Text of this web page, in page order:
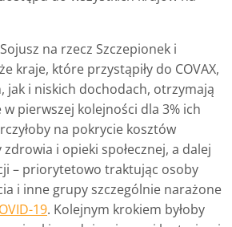
na rzecz Szczepionek i
kraje, które przystąpiły do COVAX,
jak i niskich dochodach, otrzymają
pierwszej kolejności dla 3% ich
na pokrycie kosztów
i opieki społecznej, a dalej
– priorytetowo traktując osoby
i inne grupy szczególnie narażone
19. Kolejnym krokiem byłoby